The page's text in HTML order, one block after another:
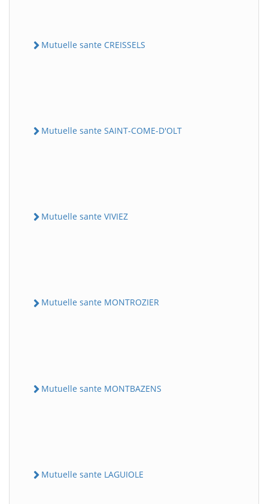
Mutuelle sante CREISSELS
Mutuelle sante SAINT-COME-D'OLT
Mutuelle sante VIVIEZ
Mutuelle sante MONTROZIER
Mutuelle sante MONTBAZENS
Mutuelle sante LAGUIOLE